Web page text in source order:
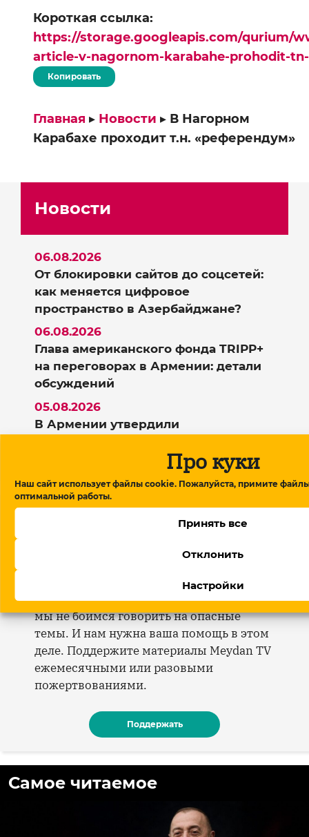
Про куки
Наш сайт использует файлы cookie. Пожалуйста, примите
оптимальной работы.
Принять все
Отклонить
Настройки
Короткая ссылка:
https://storage.googleapis.com/qurium/
article-v-nagornom-karabahe-prohodit-
Копировать
Главная ▸ Новости ▸ В Нагорном
Карабахе проходит т.н. «референдум»
Новости
От блокировки сайтов до соцсетей:
как меняется цифровое
пространство в Азербайджане?
06.08.2026
Глава американского фонда TRIPP+
на переговорах в Армении: детали
обсуждений
06.08.2026
В Армении утвердили
посты профессионалам
05.08.2026
Поддержать Meydan TV!
мы даем высказаться тем, кто рискует
быть неуслышанным в Азербайджане,
мы не боимся говорить на опасные
темы. И нам нужна ваша помощь в этом
деле. Поддержите материалы Meydan TV
ежемесячными или разовыми
пожертвованиями.
Поддержать
Самое читаемое